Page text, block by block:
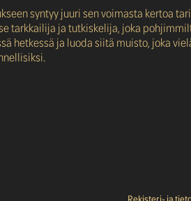
syntyy juuri sen voimasta kertoa
tarkkailija ja tutkiskelija, joka
hetkessä ja luoda siitä muisto, joka
Rekisteri- ja